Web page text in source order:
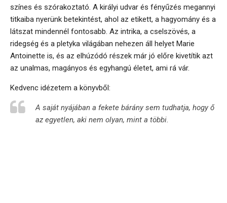
színes és szórakoztató. A királyi udvar és fényűzés megannyi
titkaiba nyerünk betekintést, ahol az etikett, a hagyomány és a
látszat mindennél fontosabb. Az intrika, a cselszövés, a
ridegség és a pletyka világában nehezen áll helyet Marie
Antoinette is, és az elhúzódó részek már jó előre kivetítik azt
az unalmas, magányos és egyhangú életet, ami rá vár.
Kedvenc idézetem a könyvből:
A saját nyájában a fekete bárány sem tudhatja, hogy ő
az egyetlen, aki nem olyan, mint a többi.